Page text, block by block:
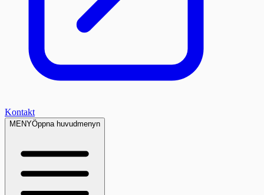
Kontakt
MENYÖppna huvudmenyn